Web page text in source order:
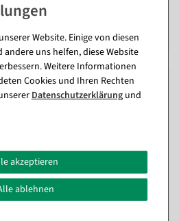
13,03 €
Website. Einige von diesen
uns helfen, diese Website
Weitere Informationen
Cookies und Ihren Rechten
Daten­schutz­erklärung und
akzeptieren
ablehnen